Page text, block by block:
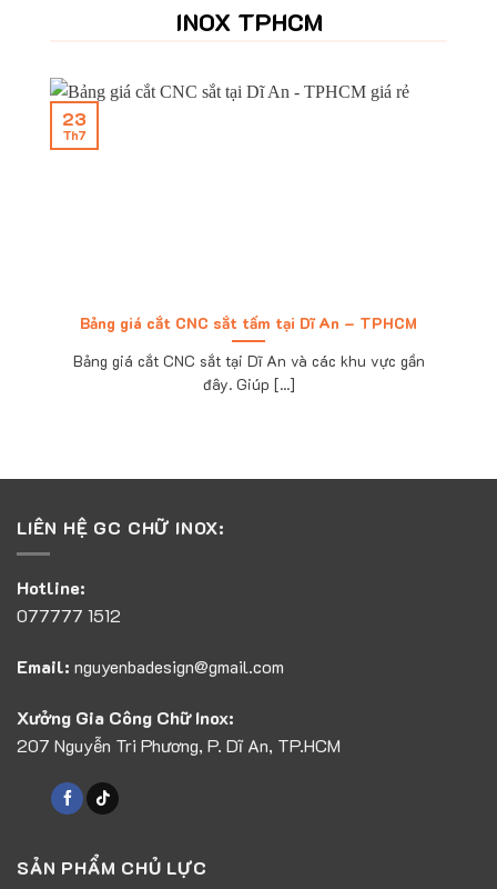
INOX TPHCM
Bảng giá cắt CNC sắt tấm tại Dĩ An – TPHCM
Bảng giá cắt CNC sắt tại Dĩ An và các khu vực gần
đây. Giúp [...]
23
Th7
LIÊN HỆ GC CHỮ INOX:
Hotline:
077777 1512
Email: nguyenbadesign@gmail.com
Xưởng Gia Công Chữ Inox:
207 Nguyễn Tri Phương, P. Dĩ An, TP.HCM
SẢN PHẨM CHỦ LỰC